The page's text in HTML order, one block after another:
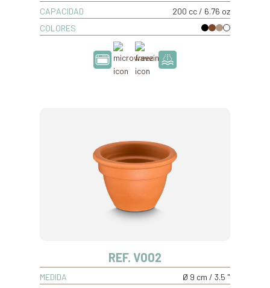
CAPACIDAD
200 cc / 6.76 oz
COLORES
REF. V002
MEDIDA
Ø 9 cm / 3.5 "